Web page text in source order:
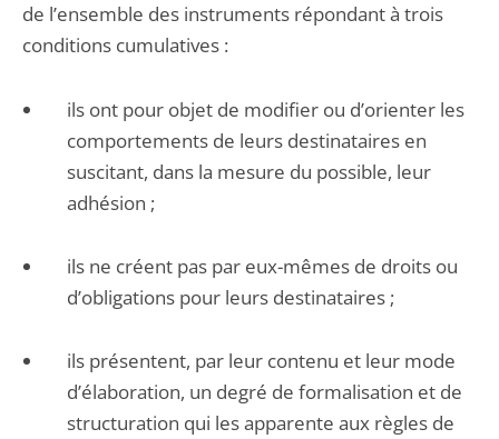
de l’ensemble des instruments répondant à trois
conditions cumulatives :
ils ont pour objet de modifier ou d’orienter les
comportements de leurs destinataires en
suscitant, dans la mesure du possible, leur
adhésion ;
ils ne créent pas par eux-mêmes de droits ou
d’obligations pour leurs destinataires ;
ils présentent, par leur contenu et leur mode
d’élaboration, un degré de formalisation et de
structuration qui les apparente aux règles de